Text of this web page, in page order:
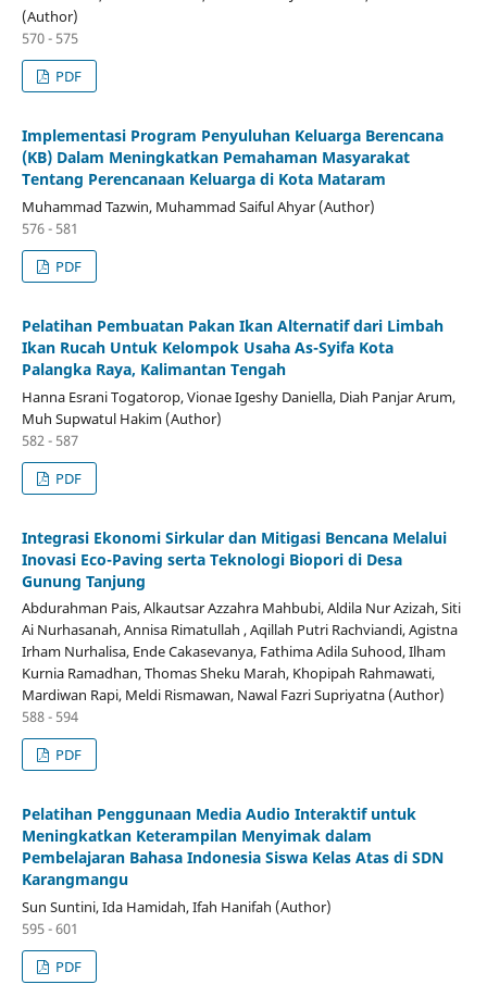
(Author)
570 - 575
PDF
Implementasi Program Penyuluhan Keluarga Berencana
(KB) Dalam Meningkatkan Pemahaman Masyarakat
Tentang Perencanaan Keluarga di Kota Mataram
Muhammad Tazwin, Muhammad Saiful Ahyar (Author)
576 - 581
PDF
Pelatihan Pembuatan Pakan Ikan Alternatif dari Limbah
Ikan Rucah Untuk Kelompok Usaha As-Syifa Kota
Palangka Raya, Kalimantan Tengah
Hanna Esrani Togatorop, Vionae Igeshy Daniella, Diah Panjar Arum,
Muh Supwatul Hakim (Author)
582 - 587
PDF
Integrasi Ekonomi Sirkular dan Mitigasi Bencana Melalui
Inovasi Eco-Paving serta Teknologi Biopori di Desa
Gunung Tanjung
Abdurahman Pais, Alkautsar Azzahra Mahbubi, Aldila Nur Azizah, Siti
Ai Nurhasanah, Annisa Rimatullah , Aqillah Putri Rachviandi, Agistna
Irham Nurhalisa, Ende Cakasevanya, Fathima Adila Suhood, Ilham
Kurnia Ramadhan, Thomas Sheku Marah, Khopipah Rahmawati,
Mardiwan Rapi, Meldi Rismawan, Nawal Fazri Supriyatna (Author)
588 - 594
PDF
Pelatihan Penggunaan Media Audio Interaktif untuk
Meningkatkan Keterampilan Menyimak dalam
Pembelajaran Bahasa Indonesia Siswa Kelas Atas di SDN
Karangmangu
Sun Suntini, Ida Hamidah, Ifah Hanifah (Author)
595 - 601
PDF